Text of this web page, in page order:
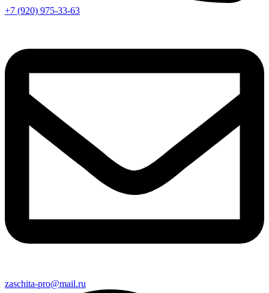
+7 (920) 975-33-63
zaschita-pro@mail.ru